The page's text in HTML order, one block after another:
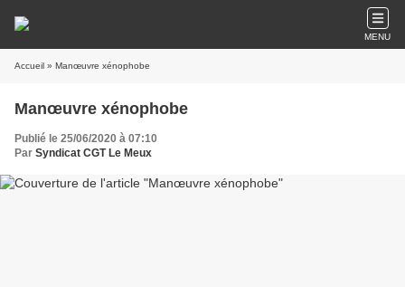
MENU
Accueil » Manœuvre xénophobe
Manœuvre xénophobe
Publié le 25/06/2020 à 07:10
Par Syndicat CGT Le Meux